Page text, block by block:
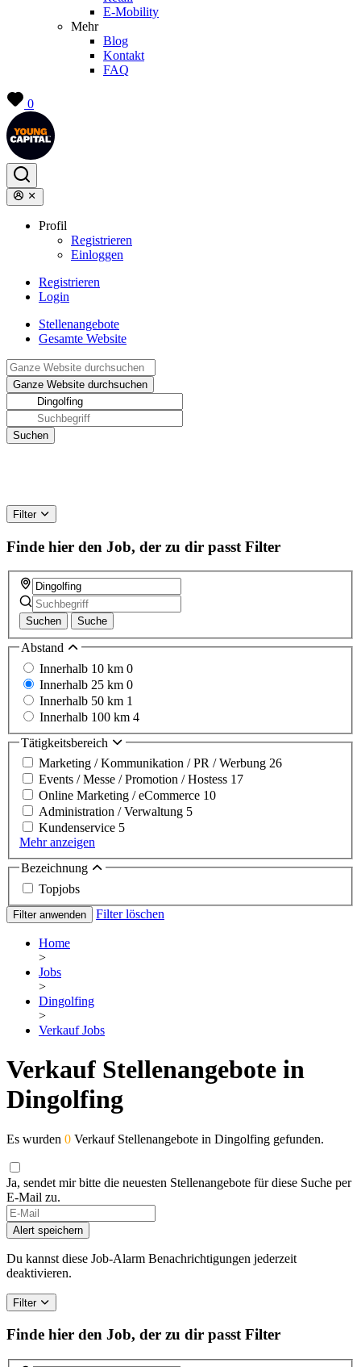
E-Mobility
Mehr
Blog
Kontakt
FAQ
0
Profil
Registrieren
Einloggen
Registrieren
Login
Stellenangebote
Gesamte Website
Filter
Finde hier den Job, der zu dir passt Filter
Suchen Suche
Abstand
Innerhalb 10 km 0
Innerhalb 25 km 0
Innerhalb 50 km 1
Innerhalb 100 km 4
Tätigkeitsbereich
Marketing / Kommunikation / PR / Werbung 26
Events / Messe / Promotion / Hostess 17
Online Marketing / eCommerce 10
Administration / Verwaltung 5
Kundenservice 5
Mehr anzeigen
Bezeichnung
Topjobs
Filter anwenden Filter löschen
Home
>
Jobs
>
Dingolfing
>
Verkauf Jobs
Verkauf Stellenangebote in
Dingolfing
Es wurden 0 Verkauf Stellenangebote in Dingolfing gefunden.
Ja, sendet mir bitte die neuesten Stellenangebote für diese Suche per
E-Mail zu.
Alert speichern
Du kannst diese Job-Alarm Benachrichtigungen jederzeit
deaktivieren.
Filter
Finde hier den Job, der zu dir passt Filter